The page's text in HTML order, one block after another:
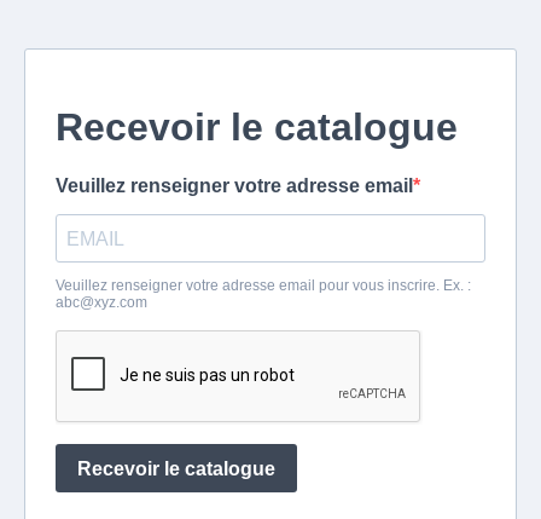
Recevoir le catalogue
Veuillez renseigner votre adresse email
Veuillez renseigner votre adresse email pour vous inscrire. Ex. :
abc@xyz.com
Recevoir le catalogue